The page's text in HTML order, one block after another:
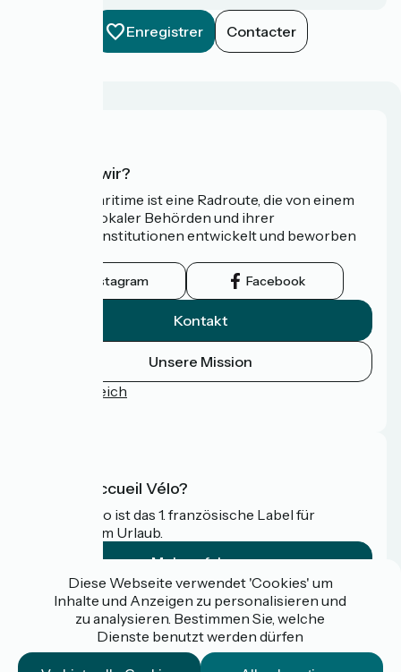
Enregistrer Contacter
Wer sind wir?
Die Vélomaritime ist eine Radroute, die von einem
Netzwerk lokaler Behörden und ihrer
Tourismusinstitutionen entwickelt und beworben
Instagram Facebook
Kontakt
Unsere Mission
Pressebereich
Was ist Accueil Vélo?
Accueil Vélo ist das 1. französische Label für
Radfahrer im Urlaub.
Mehr erfahren
Gefördert im Rahmen von Destination France
Diese Webseite verwendet 'Cookies' um
Inhalte und Anzeigen zu personalisieren und
zu analysieren. Bestimmen Sie, welche
Dienste benutzt werden dürfen